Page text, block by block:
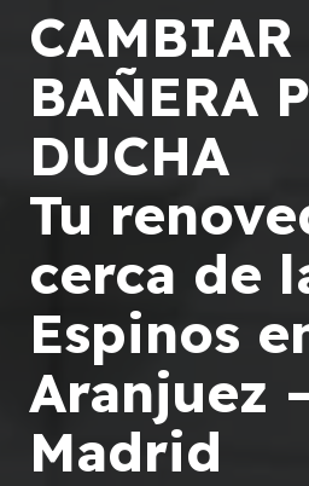
CAMBIAR
BAÑERA
DUCHA
Tu
cerca de
Espinos
Aranjuez
Madrid